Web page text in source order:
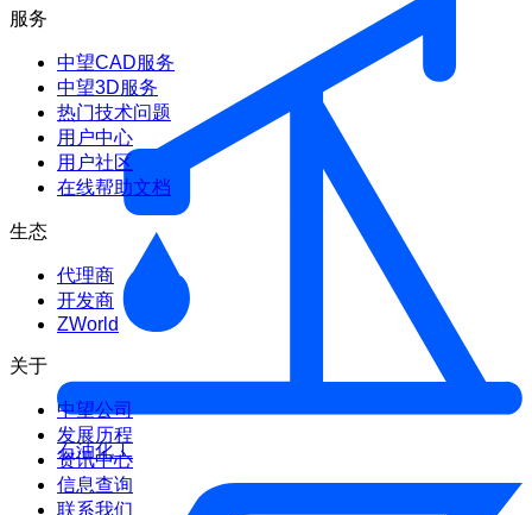
石油化工
服务
中望CAD服务
中望3D服务
热门技术问题
用户中心
用户社区
在线帮助文档
生态
代理商
开发商
ZWorld
关于
中望公司
发展历程
资讯中心
信息查询
联系我们